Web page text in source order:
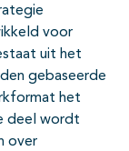
voor
uit het
gebaseerde
het
deel wordt
over